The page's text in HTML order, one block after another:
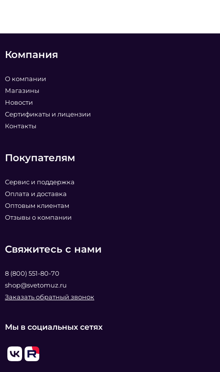
Компания
О компании
Магазины
Новости
Сертификаты и лицензии
Контакты
Покупателям
Сервис и поддержка
Оплата и доставка
Оптовым клиентам
Отзывы о компании
Свяжитесь с нами
8 (800) 551-80-70
shop@svetomuz.ru
Заказать обратный звонок
Мы в социальных сетях